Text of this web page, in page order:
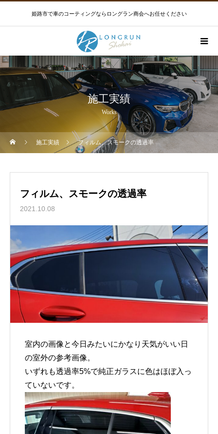
姫路市で車のコーティングならロングラン商会へお任せください
施工実績
Works
施工実績 フィルム、スモークの透過率
フィルム、スモークの透過率
2021.10.08
室内の画像と今日みたいにかなり天気がいい日
の室外の参考画像。
いずれも透過率5%で純正ガラスに色はほぼ入っ
ていないです。